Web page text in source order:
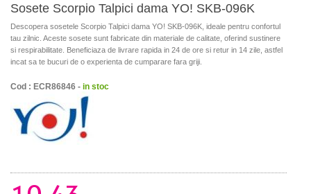
Sosete Scorpio Talpici dama YO! SKB-096K
Descopera sosetele Scorpio Talpici dama YO! SKB-096K, ideale pentru confortul
tau zilnic. Aceste sosete sunt fabricate din materiale de calitate, oferind sustinere
si respirabilitate. Beneficiaza de livrare rapida in 24 de ore si retur in 14 zile, astfel
incat sa te bucuri de o experienta de cumparare fara griji.
Cod : ECR86846 - in stoc